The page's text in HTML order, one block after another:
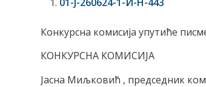
Конкурсна комисија упутиће
КОНКУРСНА КОМИСИЈА
Јасна Миљковић , председник